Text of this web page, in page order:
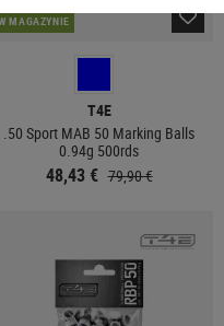
MAGAZYNIE
T4E
.50 Sport MAB 50 Marking Balls
0.94g 500rds
48,43 € 79,90 €